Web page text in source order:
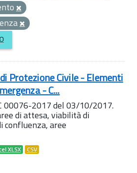
Protezione Civile - Elementi
- C...
00076-2017 del 03/10/2017.
di attesa, viabilità di
confluenza, aree
XLSX CSV